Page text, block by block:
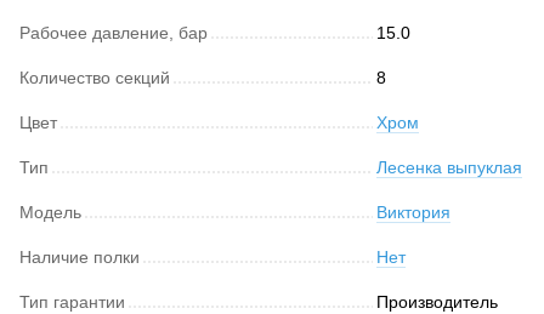
Рабочее давление, бар 15.0
Количество секций 8
Цвет Хром
Тип Лесенка выпуклая
Модель Виктория
Наличие полки Нет
Тип гарантии Производитель